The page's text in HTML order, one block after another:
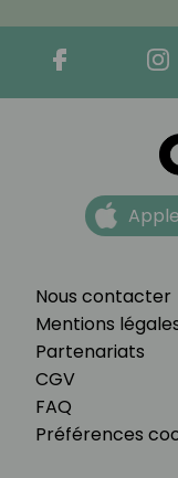
Nous contacter
Mentions
Partenariats
CGV
FAQ
Préférences